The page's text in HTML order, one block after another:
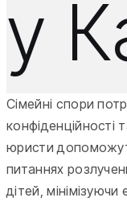
у
Сімейні спори
конфіденційності
юристи
питаннях
дітей,